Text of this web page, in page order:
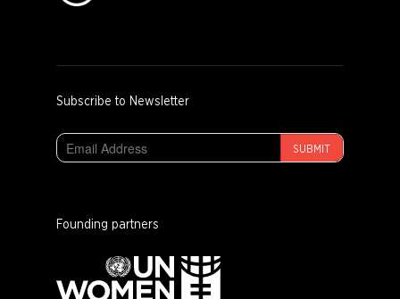
Subscribe to Newsletter
SUBMIT
Founding partners